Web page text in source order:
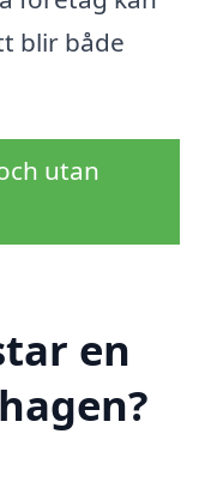
blir både
utan
en